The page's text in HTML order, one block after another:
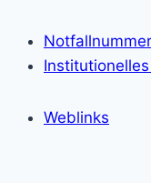
Weblinks